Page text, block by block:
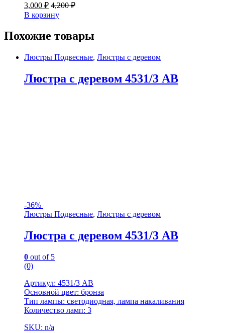
3,000 ₽ 4,200₽
В корзину
Похожие товары
Люстры Подвесные, Люстры с деревом
Люстра с деревом 4531/3 AB
-36%
Люстры Подвесные, Люстры с деревом
Люстра с деревом 4531/3 AB
0 out of 5
(0)
Артикул: 4531/3 AB
Основной цвет: бронза
Тип лампы: светодиодная, лампа накаливания
Количество ламп: 3
SKU: n/a